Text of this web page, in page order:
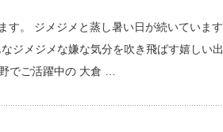
す。 ジメジメと蒸し暑い日が続いています
ジメジメな嫌な気分を吹き飛ばす嬉しい出
でご活躍中の 大倉 …